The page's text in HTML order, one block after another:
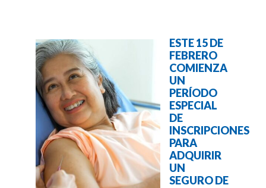
ESTE 15 DE
FEBRERO
COMIENZA
UN
PERÍODO
ESPECIAL
DE
INSCRIPCIONES
PARA
ADQUIRIR
UN
SEGURO DE